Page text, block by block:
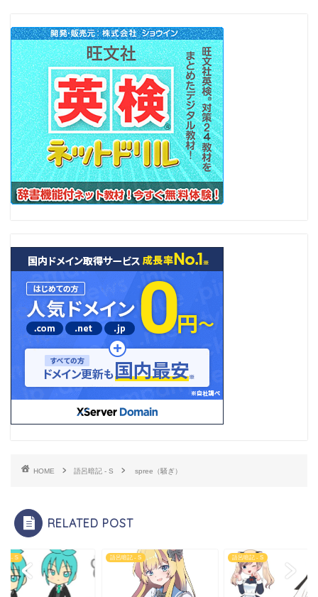
HOME 語呂暗記 - S spree（騒ぎ）
RELATED POST
記 - S 語呂暗記 - S 語呂暗記 - S